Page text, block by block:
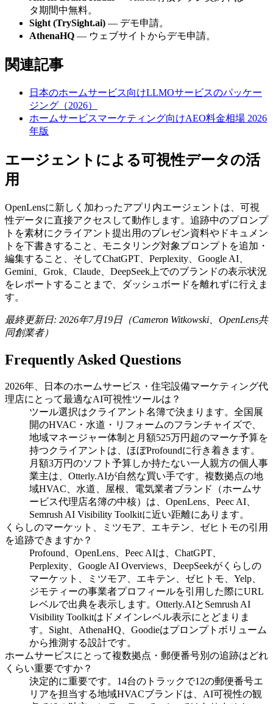
タ期間中無料。
Sight (TrySight.ai) — デモ申請。
AthenaHQ — ウェブサイトからデモ申請。
関連記事
日本のホームサービス向けLLMOサービスのパッケー
ジング（2026）
ホームサービスマーケティング向けAEO料金相場 2026
年版
エージェントによる可視性データの活
用
OpenLensに新しく加わったアプリ内エージェントは、可視
性データに直接アクセスして動作します。追跡中のプロンプ
トを素材にクライアント提出用のプレゼン資料やドキュメン
トを下書きすること、モニタリング対象プロンプトを追加・
編集すること、そしてChatGPT、Perplexity、Google AI、
Gemini、Grok、Claude、DeepSeek上でのブランドの表示状況
をレポートすることまで、ダッシュボードを離れずに行えま
す。
最終更新日: 2026年7月19日（Cameron Witkowski、OpenLens共
同創業者）
Frequently Asked Questions
2026年、日本のホームサービス・住宅設備マーケティング代
理店にとって最適なAI可視性ツールは？
ツール選択はクライアント名簿で決まります。全国展
開のHVAC・水道・リフォームのフランチャイズで、
地域マネージャー体制と月額525万円超のマーケ予算を
持つクライアントは、ほぼProfoundに行き着きます。
月額3万円のソフト予算しか持たない一人親方の個人事
業主は、Otterly.AIが自然な買い手です。複数拠点の地
域HVAC、水道、屋根、電気業者ブランド（ホームサ
ービス代理店名簿の中核）は、OpenLens、Peec AI、
Semrush AI Visibility Toolkitに近い距離にあります。
くらしのマーケット、ミツモア、エキテン、ゼヒトモの引用
を追跡できますか？
Profound、OpenLens、Peec AIは、ChatGPT、
Perplexity、Google AI Overviews、DeepSeekがくらしの
マーケット、ミツモア、エキテン、ゼヒトモ、Yelp、
ジモティーの事業者プロフィールを引用した際にURL
レベルで出典を表示します。Otterly.AIとSemrush AI
Visibility Toolkitはドメインレベル表示にとどまりま
す。Sight、AthenaHQ、Goodieはプロンプトボリューム
から推測する設計です。
ホームサービスにとって複数拠点・郵便番号別の追跡はどれ
くらい重要ですか？
決定的に重要です。14台のトラックで12の郵便番号エ
リアを担当する地域HVACブランドは、AI可視性の観